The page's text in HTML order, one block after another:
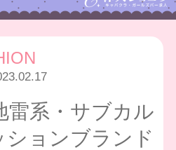
雷系・サブカル
ョンブランド